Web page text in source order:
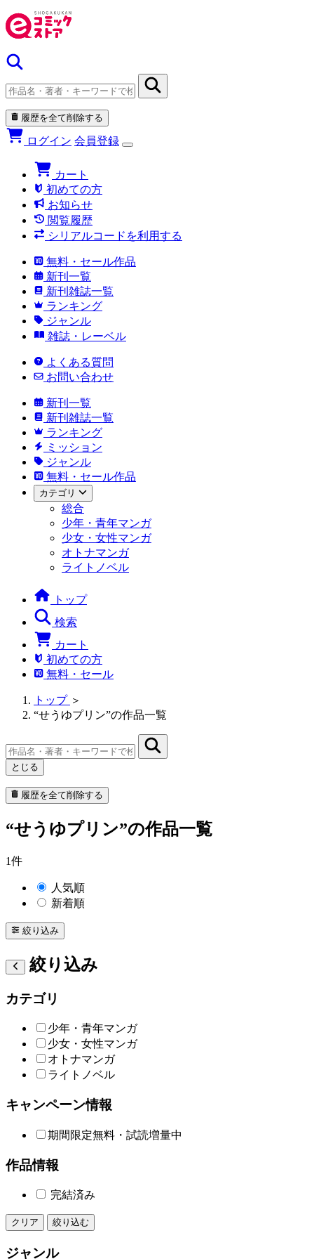
履歴を全て削除する
ログイン 会員登録
カート
初めての方
お知らせ
閲覧履歴
シリアルコードを利用する
無料・セール作品
新刊一覧
新刊雑誌一覧
ランキング
ジャンル
雑誌・レーベル
よくある質問
お問い合わせ
新刊一覧
新刊雑誌一覧
ランキング
ミッション
ジャンル
無料・セール作品
カテゴリ
総合
少年・青年マンガ
少女・女性マンガ
オトナマンガ
ライトノベル
トップ
検索
カート
初めての方
無料・セール
トップ ＞
“せうゆプリン”の作品一覧
とじる
履歴を全て削除する
“せうゆプリン”の作品一覧
1件
人気順
新着順
絞り込み
絞り込み
カテゴリ
少年・青年マンガ
少女・女性マンガ
オトナマンガ
ライトノベル
キャンペーン情報
期間限定無料・試読増量中
作品情報
完結済み
クリア 絞り込む
ジャンル